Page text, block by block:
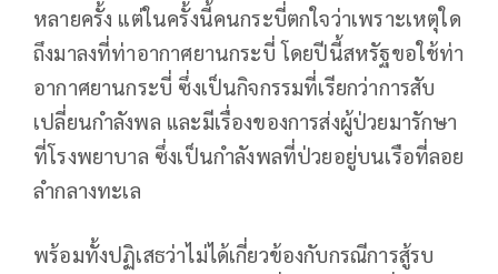
หลายครั้ง แต่ในครั้งนี้คนกระบี่ตกใจว่าเพราะเหตุใด
ถึงมาลงที่ท่าอากาศยานกระบี่ โดยปีนี้สหรัฐขอใช้ท่า
อากาศยานกระบี่ ซึ่งเป็นกิจกรรมที่เรียกว่าการสับ
เปลี่ยนกำลังพล และมีเรื่องของการส่งผู้ป่วยมารักษา
ที่โรงพยาบาล ซึ่งเป็นกําลังพลที่ป่วยอยู่บนเรือที่ลอย
ลํากลางทะเล
พร้อมทั้งปฏิเสธว่าไม่ได้เกี่ยวข้องกับกรณีการสู้รบ